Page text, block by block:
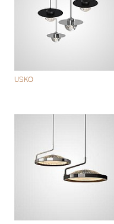
USKO